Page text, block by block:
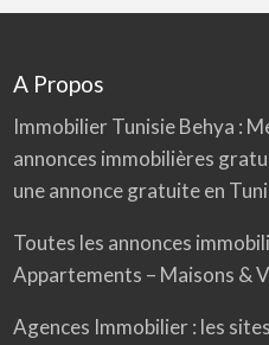
A Propos
Immobilier TunisieBehya :
annonces immobilières
une annonce gratuite en
Toutes les annonces
Appartements – Maisons &
Agences Immobilier : les